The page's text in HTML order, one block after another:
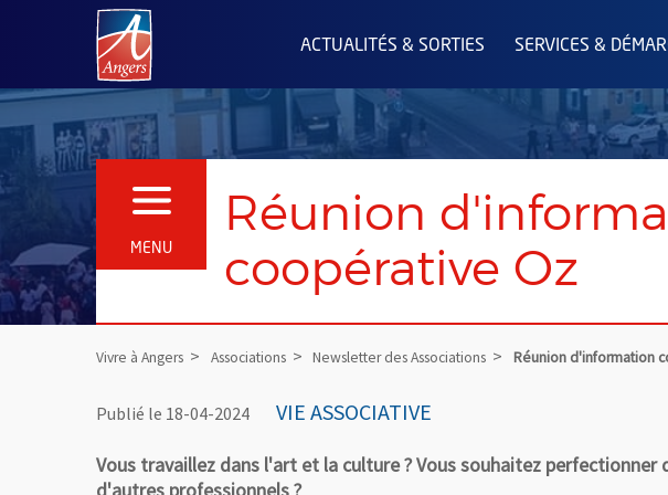
Angers.fr : Retour à l'accueil
ACTUALITÉS & SORTIES SERVICES &
MENU
OUVRIR LE MENU
Réunion
coopérative Oz
Vivre à Angers Associations Newsletter des Associations Réunion d'information
Publié le 18-04-2024 VIE ASSOCIATIVE
Vous travaillez dans l'art et la culture ? Vous souhaitez